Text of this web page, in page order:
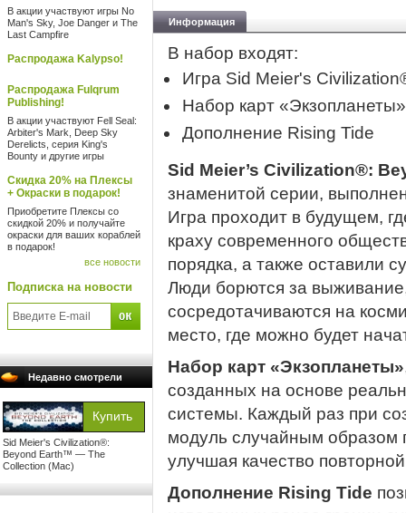
В акции участвуют игры No
Man's Sky, Joe Danger и The
Last Campfire
Распродажа Kalypso!
Распродажа Fulqrum
Publishing!
В акции участвуют Fell Seal:
Arbiter's Mark, Deep Sky
Derelicts, серия King's
Bounty и другие игры
Скидка 20% на Плексы
+ Окраски в подарок!
Приобретите Плексы со
скидкой 20% и получайте
окраски для ваших кораблей
в подарок!
все новости
Подписка на новости
Недавно смотрели
Sid Meier's Civilization®:
Beyond Earth™ — The
Collection (Mac)
Информация
В набор входят:
Игра Sid Meier's
Набор карт «Экзопланеты»
Дополнение Rising Tide
Sid Meier’s Civilization®:
знаменитой серии,
Игра проходит в будущем,
краху современного
порядка, а также оставили
Люди борются за
сосредотачиваются на
место, где можно будет
Набор карт «Экзопланеты»
созданных на основе
системы. Каждый раз при
модуль случайным образом
улучшая качество
Дополнение Rising Tide